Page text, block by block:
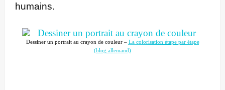
humains.
Dessiner un portrait au crayon de couleur – La colorisation étape par étape
(blog allemand)